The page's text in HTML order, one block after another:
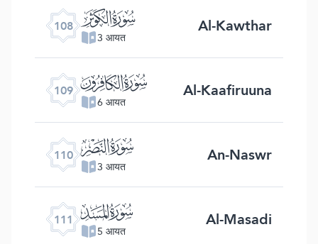
108 ﰙ
3 आयत Al-Kawthar
109 ﰚ
6 आयत Al-Kaafiruuna
110 ﰛ
3 आयत An-Naswr
111 ﰜ
5 आयत Al-Masadi